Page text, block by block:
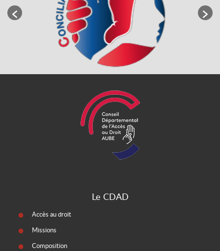
Le CDAD
Accès au droit
Missions
Composition